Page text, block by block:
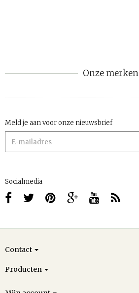
Onze merken
Meld je aan voor onze nieuwsbrief
Socialmedia
Contact
Producten